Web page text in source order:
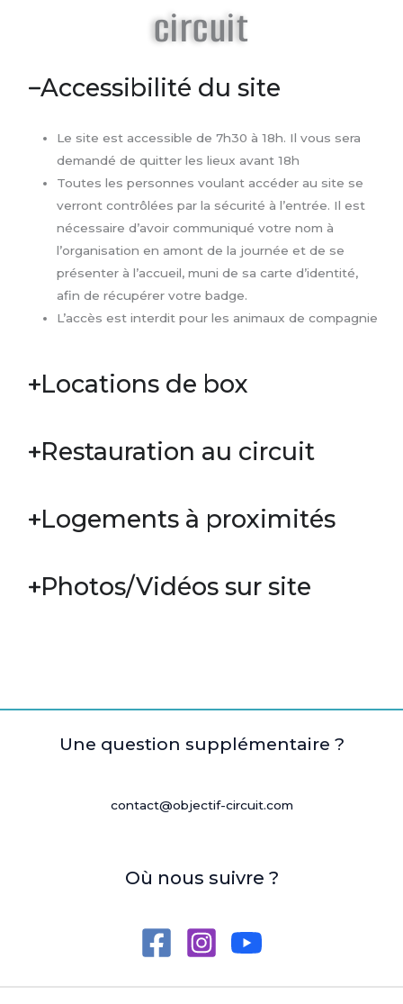
circuit
Accessibilité du site
Le site est accessible de 7h30 à 18h. Il vous sera
demandé de quitter les lieux avant 18h
Toutes les personnes voulant accéder au site se
verront contrôlées par la sécurité à l’entrée. Il est
nécessaire d’avoir communiqué votre nom à
l’organisation en amont de la journée et de se
présenter à l’accueil, muni de sa carte d’identité,
afin de récupérer votre badge.
L’accès est interdit pour les animaux de compagnie
Locations de box
Restauration au circuit
Logements à proximités
Photos/Vidéos sur site
Une question supplémentaire ?
contact@objectif-circuit.com
Où nous suivre ?